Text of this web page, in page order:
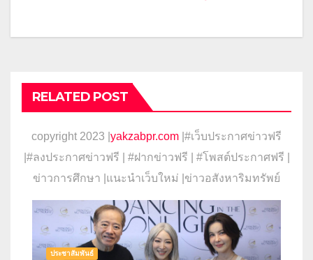
RELATED POST
copyright 2023 | yakzabpr.com |#เว็บประกาศข่าวฟรี
#ลงประกาศข่าวฟรี | #ฝากข่าวฟรี | #โพสต์ประกาศฟรี |
ข่าวการศึกษา |แนะนำเว็บใหม่ |ข่าวอสังหาริมทรัพย์
ประชาสัมพันธ์